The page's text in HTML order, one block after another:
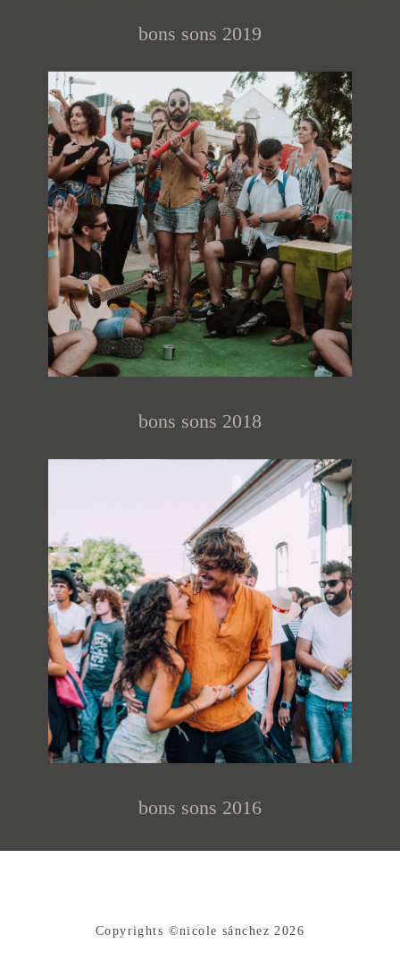
bons sons 2019
bons sons 2018
bons sons 2016
Copyrights ©nicole sánchez 2026